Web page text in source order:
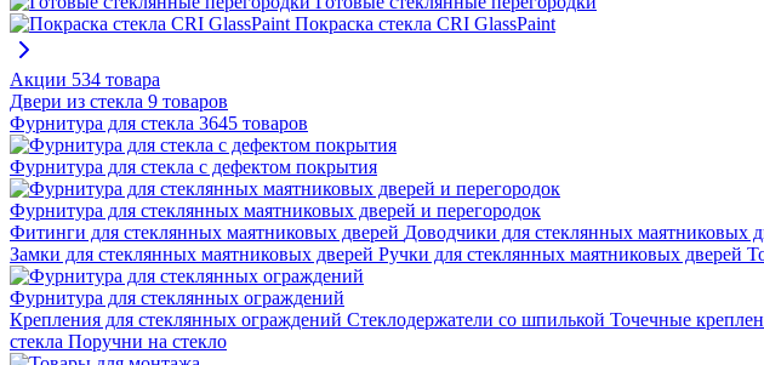
Покраска стекла CRI GlassPaint
Акции 534 товара
Двери из стекла 9 товаров
Фурнитура для стекла 3645 товаров
Фурнитура для стекла с дефектом покрытия
Фурнитура для стеклянных маятниковых дверей и перегородок
Фитинги для стеклянных маятниковых дверей Доводчики для стеклянных маятниковых
Замки для стеклянных маятниковых дверей Ручки для стеклянных маятниковых дверей
Фурнитура для стеклянных ограждений
Крепления для стеклянных ограждений Стеклодержатели со шпилькой Точечные
стекла Поручни на стекло